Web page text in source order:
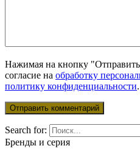
Нажимая на кнопку
согласие на обработку
политику конфиденциальности.
Search for:
Бренды и серия